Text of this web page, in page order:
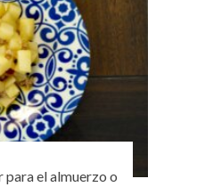
para el almuerzo o